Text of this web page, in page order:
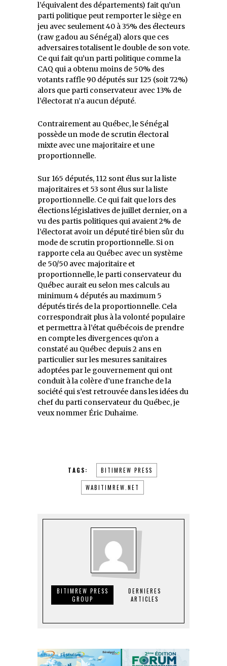
l’équivalent des départements) fait qu’un
parti politique peut remporter le siège en
jeu avec seulement 40 à 35% des électeurs
(raw gadou au Sénégal) alors que ces
adversaires totalisent le double de son vote.
Ce qui fait qu’un parti politique comme la
CAQ qui a obtenu moins de 50% des
votants raffle 90 députés sur 125 (soit 72%)
alors que parti conservateur avec 13% de
l’électorat n’a aucun député.
Contrairement au Québec, le Sénégal
possède un mode de scrutin électoral
mixte avec une majoritaire et une
proportionnelle.
Sur 165 députés, 112 sont élus sur la liste
majoritaires et 53 sont élus sur la liste
proportionnelle. Ce qui fait que lors des
élections législatives de juillet dernier, on a
vu des partis politiques qui avaient 2% de
l’électorat avoir un député tiré bien sûr du
mode de scrutin proportionnelle. Si on
rapporte cela au Québec avec un système
de 50/50 avec majoritaire et
proportionnelle, le parti conservateur du
Québec aurait eu selon mes calculs au
minimum 4 députés au maximum 5
députés tirés de la proportionnelle. Cela
correspondrait plus à la volonté populaire
et permettra à l’état québécois de prendre
en compte les divergences qu’on a
constaté au Québec depuis 2 ans en
particulier sur les mesures sanitaires
adoptées par le gouvernement qui ont
conduit à la colère d’une franche de la
société qui s’est retrouvée dans les idées du
chef du parti conservateur du Québec, je
veux nommer Éric Duhaime.
TAGS: BITIMREW PRESS
WABITIMREW.NET
BITIMREW PRESS
GROUP
DERNIERES
ARTICLES